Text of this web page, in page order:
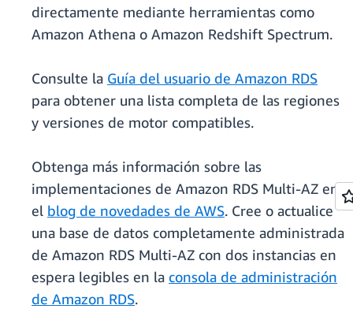
directamente mediante herramientas como
Amazon Athena o Amazon Redshift Spectrum.
Consulte la Guía del usuario de Amazon RDS
para obtener una lista completa de las regiones
y versiones de motor compatibles.
Obtenga más información sobre las
implementaciones de Amazon RDS Multi-AZ en
el blog de novedades de AWS. Cree o actualice
una base de datos completamente administrada
de Amazon RDS Multi-AZ con dos instancias en
espera legibles en la consola de administración
de Amazon RDS.